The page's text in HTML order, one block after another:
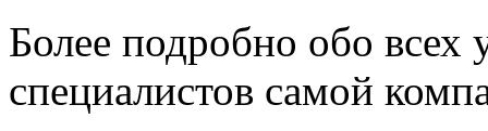
Более подробно обо всех
специалистов самой